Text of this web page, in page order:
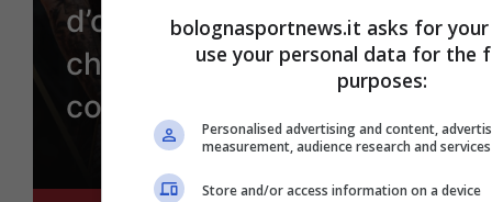
d’oca: i bianconeri
chiudono a più trenta
contro Valencia
bolognasportnews.it asks for
use your personal data for the
purposes:
Personalised advertising and content,
measurement, audience research and
Store and/or access information on a device